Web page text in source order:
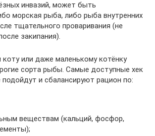
инвазий, может быть
морская рыба, либо рыба внутренних
тщательного проваривания (не
закипания).
или даже маленькому котёнку
сорта рыбы. Самые доступные хек
подойдут и сбалансируют рацион по:
веществам (кальций, фосфор,